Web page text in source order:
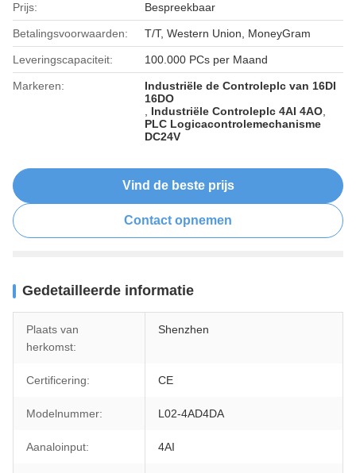
Prijs: Bespreekbaar
Betalingsvoorwaarden: T/T, Western Union, MoneyGram
Leveringscapaciteit: 100.000 PCs per Maand
Markeren:
Industriële de Controleplc van 16DI
16DO
Industriële Controleplc 4AI 4AO
PLC Logicacontrolemechanisme
DC24V
Vind de beste prijs
Contact opnemen
Gedetailleerde informatie
Plaats van
herkomst:
Shenzhen
Certificering: CE
Modelnummer: L02-4AD4DA
Aanaloinput: 4AI